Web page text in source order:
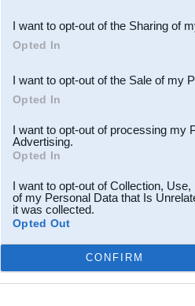
Downstream Participants
third parties.
I want to opt-out of the Sharing of
Opted In
I want to opt-out of the Sale of my
Opted In
I want to opt-out of processing my
Advertising.
Opted In
I want to opt-out of Collection,
of my Personal Data that Is
it was collected.
Opted Out
CONFIRM